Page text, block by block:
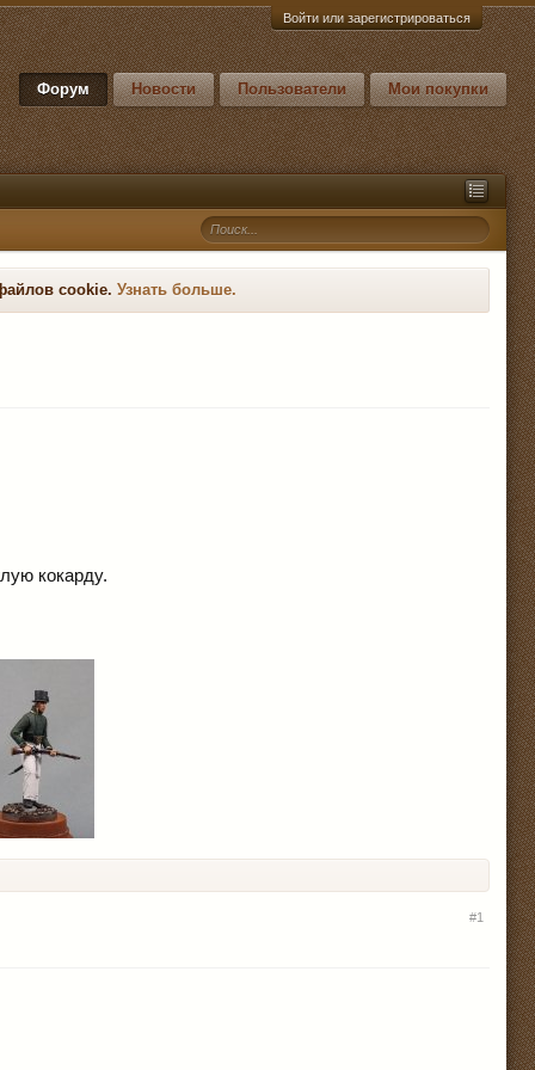
Войти или зарегистрироваться
Форум Новости Пользователи Мои покупки
cookie. Узнать больше.
кокарду.
#1